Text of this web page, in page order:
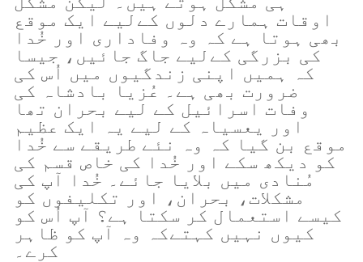
اوقات ہمارے دلوں کےلیے ایک موقع
بھی ہوتا ہے کہ وہ وفاداری اور خُدا
کی بزرگی کےلیے جاگ جائیں، جیسا
کہ ہمیں اپنی زندگیوں میں اُس کی
ضرورت بھی ہے۔ عُزیا بادشاہ کی
وفات اسرائیل کے لیے بحران تھا
اور یعسیاہ کے لیے یہ ایک عظیم
موقع بن گیا کہ وہ نئے طریقے سے خُدا
کو دیکھ سکے اور خُدا کی خاص قسم کی
مُنادی میں بلایا جائے۔ خُدا آپ کی
مشکلات، بحران، اور تکلیفوں کو
کیسے استعمال کر سکتا ہے؟ آپ اُس کو
کیوں نہیں کہتےکہ وہ آپ کو ظاہر
کرے۔